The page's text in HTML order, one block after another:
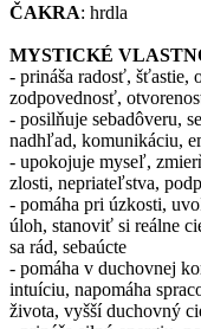
ČAKRA: hrdla
MYSTICKÉ
- prináša radosť, šťastie,
zodpovednosť,
- posilňuje sebadôveru,
nadhľad, komunikáciu,
- upokojuje myseľ,
zlosti, nepriateľstva,
- pomáha pri úzkosti,
úloh, stanoviť si reálne
sa rád, sebaúcte
- pomáha v duchovnej
intuíciu, napomáha
života, vyšší duchovný